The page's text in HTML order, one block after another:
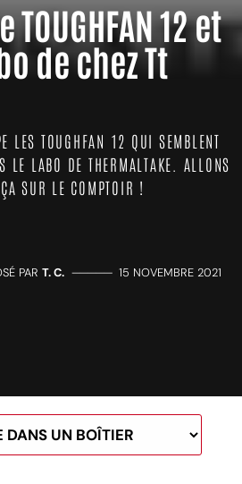
12 et
de chez Tt
LES TOUGHFAN 12 QUI SEMBLENT
LE LABO DE THERMALTAKE. ALLONS
SUR LE COMPTOIR !
PAR T. C. ————— 15 NOVEMBRE 2021